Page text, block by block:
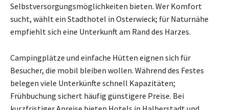
Selbstversorgungsmöglichkeiten bieten. Wer Komfort
sucht, wählt ein Stadthotel in Osterwieck; für Naturnähe
empfiehlt sich eine Unterkunft am Rand des Harzes.
Campingplätze und einfache Hütten eignen sich für
Besucher, die mobil bleiben wollen. Während des Festes
belegen viele Unterkünfte schnell Kapazitäten;
Frühbuchung sichert häufig günstigere Preise. Bei